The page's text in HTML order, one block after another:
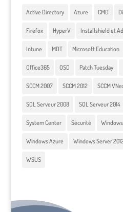
Active Directory Azure CMD
Firefox HyperV Installshield et
Intune MDT Microsoft Education
Office365 OSD Patch Tuesday
SCCM 2007 SCCM 2012 SCCM
SQL Serveur 2008 SQL Serveur 2014
System Center Sécurité
Windows Azure Windows Server
WSUS